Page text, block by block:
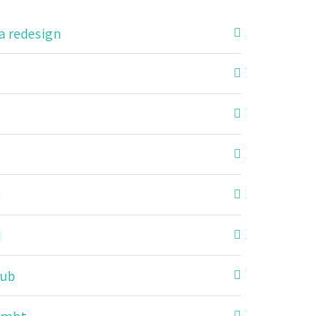
redesign